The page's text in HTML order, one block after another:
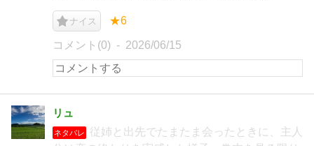
ナイス ★6
コメント(0) 2026/06/15
リュ
ネタバレ
従姉と出先でたまたま会ったときに、主人